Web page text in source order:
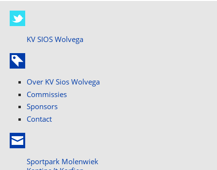
KV SIOS Wolvega
Over KV Sios Wolvega
Commissies
Sponsors
Contact
Sportpark Molenwiek